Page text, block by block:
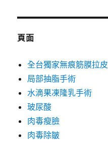
鍵
頁面
全台獨家無痕筋膜拉皮
局部抽脂手術
水滴果凍隆乳手術
玻尿酸
肉毒瘦臉
肉毒除皺